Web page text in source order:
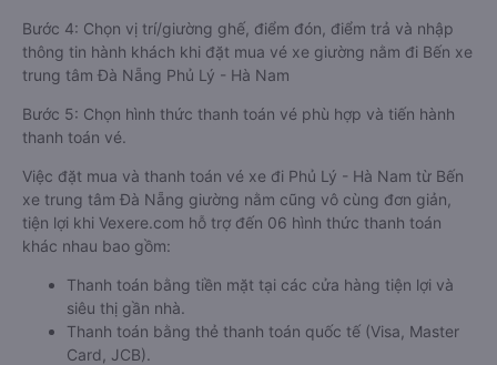
Bước 4: Chọn vị trí/giường ghế, điểm đón, điểm trả và nhập
thông tin hành khách khi đặt mua vé xe giường nằm đi Bến xe
trung tâm Đà Nẵng Phủ Lý - Hà Nam
Bước 5: Chọn hình thức thanh toán vé phù hợp và tiến hành
thanh toán vé.
Việc đặt mua và thanh toán vé xe đi Phủ Lý - Hà Nam từ Bến
xe trung tâm Đà Nẵng giường nằm cũng vô cùng đơn giản,
tiện lợi khi Vexere.com hỗ trợ đến 06 hình thức thanh toán
khác nhau bao gồm:
Thanh toán bằng tiền mặt tại các cửa hàng tiện lợi và
siêu thị gần nhà.
Thanh toán bằng thẻ thanh toán quốc tế (Visa, Master
Card, JCB).